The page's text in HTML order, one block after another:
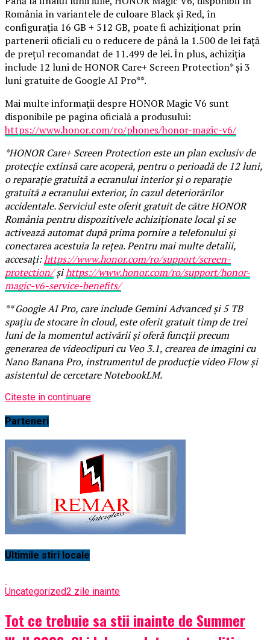
România în variantele de culoare Black și Red, în
configurația 16 GB + 512 GB, poate fi achiziționat prin
partenerii oficiali cu o reducere de până la 1.500 de lei față
de prețul recomandat de 11.499 de lei. În plus, achiziția
include 12 luni de HONOR Care+ Screen Protection* și 3
luni gratuite de Google AI Pro**.
Mai multe informații despre HONOR Magic V6 sunt
disponibile pe pagina oficială a produsului:
https://www.honor.com/ro/phones/honor-magic-v6/
*HONOR Care+ Screen Protection este un plan exclusiv de
protecție extinsă care acoperă, pentru o perioadă de 12 luni,
o reparație gratuită a ecranului interior și o reparație
gratuită a ecranului exterior, în cazul deteriorărilor
accidentale. Serviciul este oferit gratuit de către HONOR
România pentru dispozitivele achiziționate local și se
activează automat după prima pornire a telefonului și
conectarea acestuia la rețea. Pentru mai multe detalii,
accesați:https://www.honor.com/ro/support/screen-
protection/șihttps://www.honor.com/ro/support/honor-
magic-v6-service-benefits/
** Google AI Pro, care include Gemini Advanced și 5 TB
spațiu de stocare în cloud, este oferit gratuit timp de trei
luni de la momentul activării și oferă funcții precum
generarea de videoclipuri cu Veo 3.1, crearea de imagini cu
Nano Banana Pro, instrumentul de producție video Flow și
asistentul de cercetare NotebookLM.
Citeste in continuare
Parteneri
Ultimile stiri locale
Uncategorized2 zile inainte
Tot ce trebuie sa stii inainte de Summer